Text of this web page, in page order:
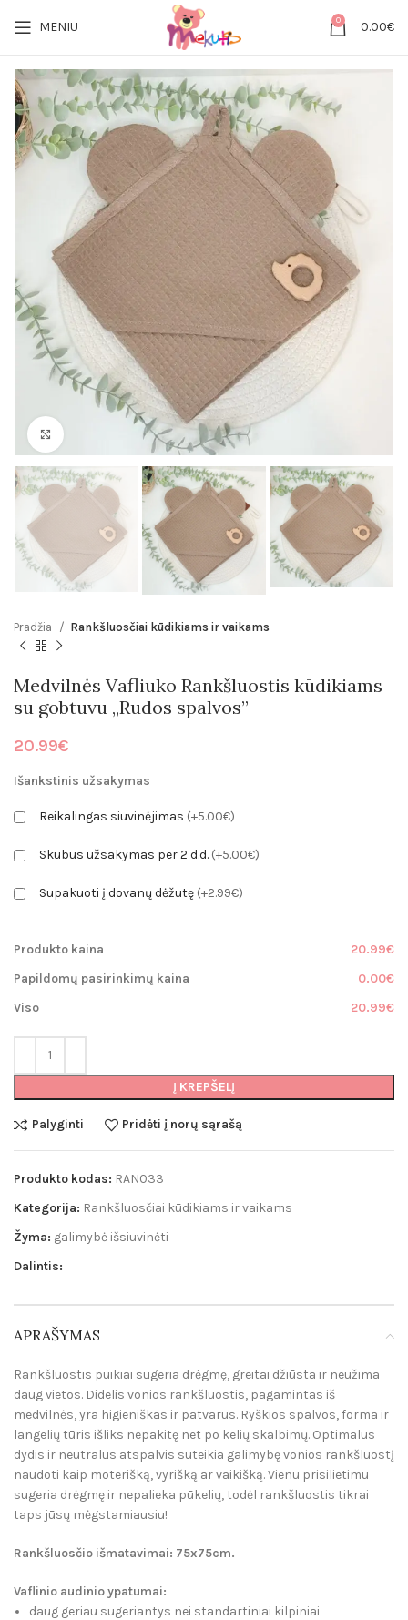
MENIU 0 0.00€
Click to enlarge
Pradžia Rankšluosčiai kūdikiams ir vaikams
Medvilnės Vafliuko Rankšluostis kūdikiams
su gobtuvu „Rudos spalvos”
20.99€
Išankstinis užsakymas
Reikalingas siuvinėjimas (+5.00€)
Skubus užsakymas per 2 d.d. (+5.00€)
Supakuoti į dovanų dėžutę (+2.99€)
Produkto kaina
20.99€
Papildomų pasirinkimų kaina
0.00€
Viso
20.99€
Į KREPŠELĮ
Palyginti Pridėti į norų sąrašą
Produkto kodas: RAN033
Kategorija: Rankšluosčiai kūdikiams ir vaikams
Žyma: galimybė išsiuvinėti
Dalintis:
APRAŠYMAS
Rankšluostis puikiai sugeria drėgmę, greitai džiūsta ir neužima
daug vietos. Didelis vonios rankšluostis, pagamintas iš
medvilnės, yra higieniškas ir patvarus. Ryškios spalvos, forma ir
langelių tūris išliks nepakitę net po kelių skalbimų. Optimalus
dydis ir neutralus atspalvis suteikia galimybę vonios rankšluostį
naudoti kaip moterišką, vyrišką ar vaikišką. Vienu prisilietimu
sugeria drėgmę ir nepalieka pūkelių, todėl rankšluostis tikrai
taps jūsų mėgstamiausiu!
Rankšluosčio išmatavimai: 75x75cm.
Vaflinio audinio ypatumai:
daug geriau sugeriantys nei standartiniai kilpiniai